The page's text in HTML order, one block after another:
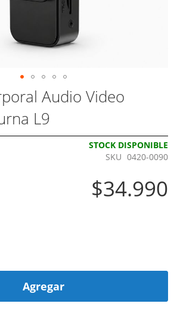
Audio Video
L9
STOCK DISPONIBLE
SKU 0420-0090
$34.990
Agregar